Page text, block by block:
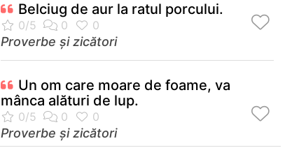
Belciug de aur la ratul porcului.
Proverbe și zicători
Un om care moare de foame, va
mânca alături de lup.
Proverbe și zicători